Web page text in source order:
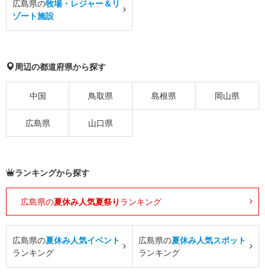
広島県の牧場・レジャー＆リ
ゾート施設
周辺の都道府県から探す
中国 鳥取県 島根県 岡山県
広島県 山口県
ランキングから探す
広島県の夏休み人気夏祭り ランキング
広島県の夏休み人気イベント
ランキング
広島県の夏休み人気スポット
ランキング